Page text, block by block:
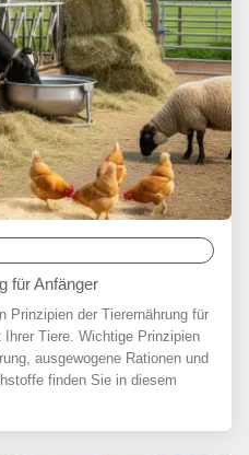
für Anfänger
Prinzipien der Tierernährung für
Tiere. Wichtige Prinzipien
ausgewogene Rationen und
finden Sie in diesem